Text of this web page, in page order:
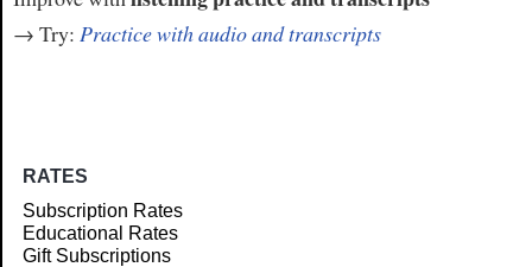
→ Try: Practice with audio and transcripts
RATES
Subscription Rates
Educational Rates
Gift Subscriptions